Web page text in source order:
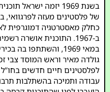
בשנת 1969 יזמה
כחלק מאסטרטגיה
במאי 1969, והשתתפו
גולדה מאיר וראש המוסד צבי
לפלסטינים חיים חדשים